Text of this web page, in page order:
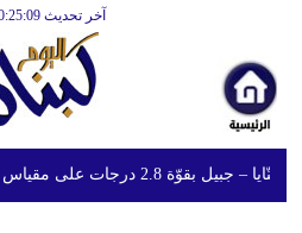
آخر تحديث GMT10:25:09
2.8 درجات على مقياس ريختر